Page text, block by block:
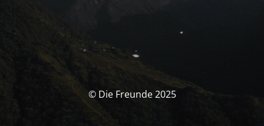
© Die Freunde 2025